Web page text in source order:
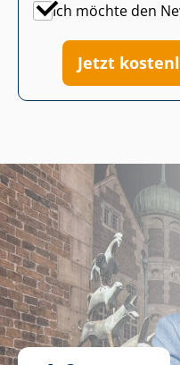
Ich möchte den
Jetzt